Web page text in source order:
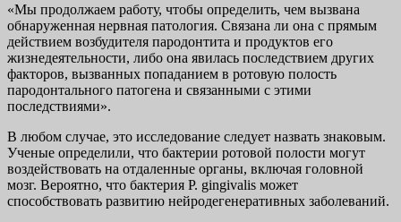
«Мы продолжаем работу, чтобы определить, чем вызвана
обнаруженная нервная патология. Связана ли она с прямым
действием возбудителя пародонтита и продуктов его
жизнедеятельности, либо она явилась последствием других
факторов, вызванных попаданием в ротовую полость
пародонтального патогена и связанными с этими
последствиями».
В любом случае, это исследование следует назвать знаковым.
Ученые определили, что бактерии ротовой полости могут
воздействовать на отдаленные органы, включая головной
мозг. Вероятно, что бактерия P. gingivalis может
способствовать развитию нейродегенеративных заболеваний.